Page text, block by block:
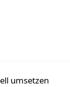
umsetzen